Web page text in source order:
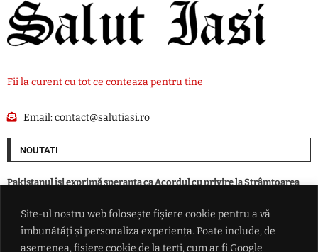
Site-ul nostru web folosește fișiere cookie pentru a vă
îmbunătăți și personaliza experiența. Poate include, de
asemenea, fișiere cookie de la terți, cum ar fi Google
Fii la curent cu tot ce conteaza pentru tine
Email:contact@salutiasi.ro
NOUTATI
Pakistanul îşi exprimă speranţa ca Acordul cu privire la Strâmtoarea
Ai încă buletinul vechi? Data-limită după care nu îl vei mai putea folosi,
chiar dacă este încă valabil